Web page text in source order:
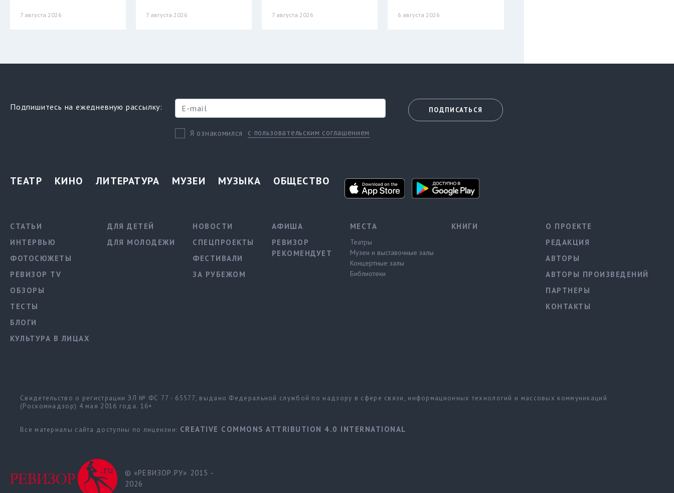
7 августа 2026 7 августа 2026 7 августа 2026 6 августа 2026
Подпишитесь на ежедневную рассылку:
Я ознакомился с пользовательским соглашением
ПОДПИСАТЬСЯ
ТЕАТР КИНО ЛИТЕРАТУРА МУЗЕИ МУЗЫКА ОБЩЕСТВО
СТАТЬИ
ИНТЕРВЬЮ
ФОТОСЮЖЕТЫ
РЕВИЗОР TV
ОБЗОРЫ
ТЕСТЫ
БЛОГИ
КУЛЬТУРА В ЛИЦАХ
ДЛЯ ДЕТЕЙ
ДЛЯ МОЛОДЕЖИ
НОВОСТИ
СПЕЦПРОЕКТЫ
ФЕСТИВАЛИ
ЗА РУБЕЖОМ
АФИША
РЕВИЗОР
РЕКОМЕНДУЕТ
МЕСТА
Театры
Музеи и выставочные залы
Концертные залы
Библиотеки
КНИГИ
О ПРОЕКТЕ
РЕДАКЦИЯ
АВТОРЫ
АВТОРЫ ПРОИЗВЕДЕНИЙ
ПАРТНЕРЫ
КОНТАКТЫ
Свидетельство о регистрации ЭЛ № ФС 77 - 65577, выдано Федеральной службой по надзору в сфере связи, информационных технологий и массовых коммуникаций
(Роскомнадзор) 4 мая 2016 года. 16+
Все материалы сайта доступны по лицензии: CREATIVE COMMONS ATTRIBUTION 4.0 INTERNATIONAL
© «РЕВИЗОР.РУ» 2015 -
2026